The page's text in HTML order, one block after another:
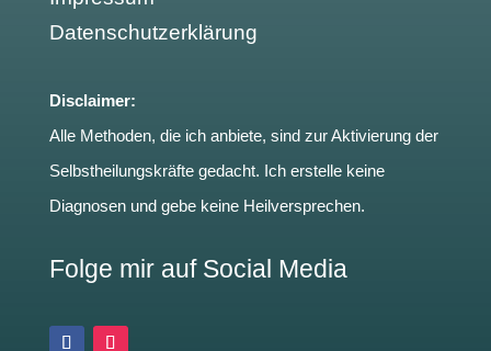
Datenschutzerklärung
Disclaimer:
Alle Methoden, die ich anbiete, sind zur Aktivierung der
Selbstheilungskräfte gedacht. Ich erstelle keine
Diagnosen und gebe keine Heilversprechen.
Folge mir auf Social Media